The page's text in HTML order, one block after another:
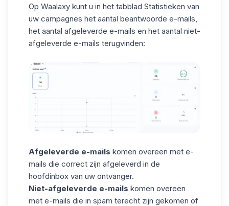
Op Waalaxy kunt u in het tabblad Statistieken van
uw campagnes het aantal beantwoorde e-mails,
het aantal afgeleverde e-mails en het aantal niet-
afgeleverde e-mails terugvinden:
Afgeleverde e-mails komen overeen met e-
mails die correct zijn afgeleverd in de
hoofdinbox van uw ontvanger.
Niet-afgeleverde e-mails komen overeen
met e-mails die in spam terecht zijn gekomen of